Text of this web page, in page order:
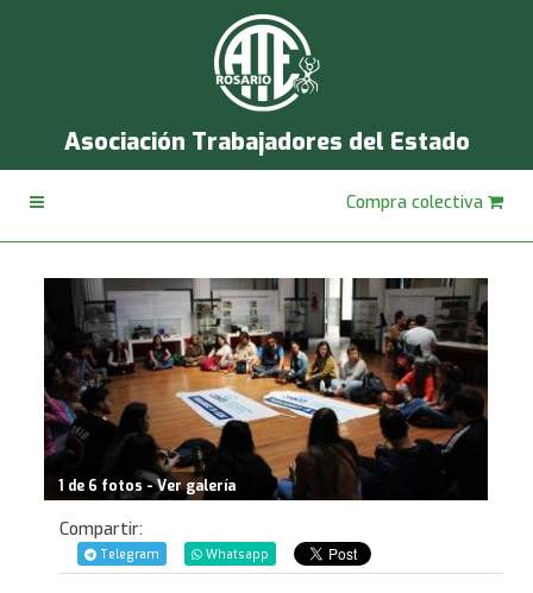
Asociación Trabajadores del Estado
Compra colectiva
1 de 6 fotos - Ver galería
Compartir:
Telegram Whatsapp